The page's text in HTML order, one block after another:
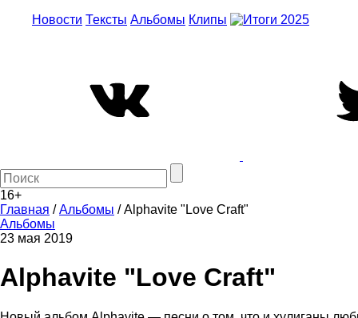
Новости Тексты Альбомы Клипы
16+
Главная /Альбомы /Alphavite "Love Craft"
Альбомы
23 мая 2019
Alphavite "Love Craft"